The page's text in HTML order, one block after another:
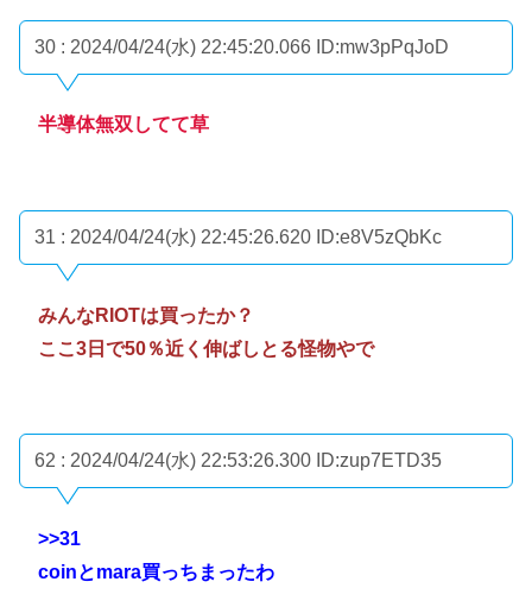
30 : 2024/04/24(水) 22:45:20.066 ID:mw3pPqJoD
半導体無双してて草
31 : 2024/04/24(水) 22:45:26.620 ID:e8V5zQbKc
みんなRIOTは買ったか？
ここ3日で50％近く伸ばしとる怪物やで
62 : 2024/04/24(水) 22:53:26.300 ID:zup7ETD35
>>31
coinとmara買っちまったわ